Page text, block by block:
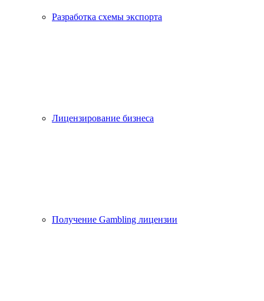
Разработка схемы экспорта
Лицензирование бизнеса
Получение Gambling лицензии